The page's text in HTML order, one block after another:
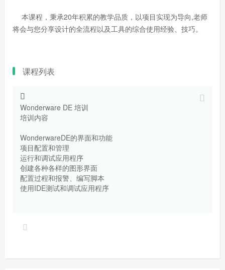
本课程，秉承20年积累的教学品质，以项目实现为导向,老师
将会与您分享设计的全流程以及工具的综合使用经验、技巧。
课程列表
Wonderware DE 培训
培训内容
WonderwareDE的界面和功能
项目配置和管理
运行和调试应用程序
创建各种各样的图形界面
配置过程和报警、编写脚本
使用IDE测试和调试应用程序